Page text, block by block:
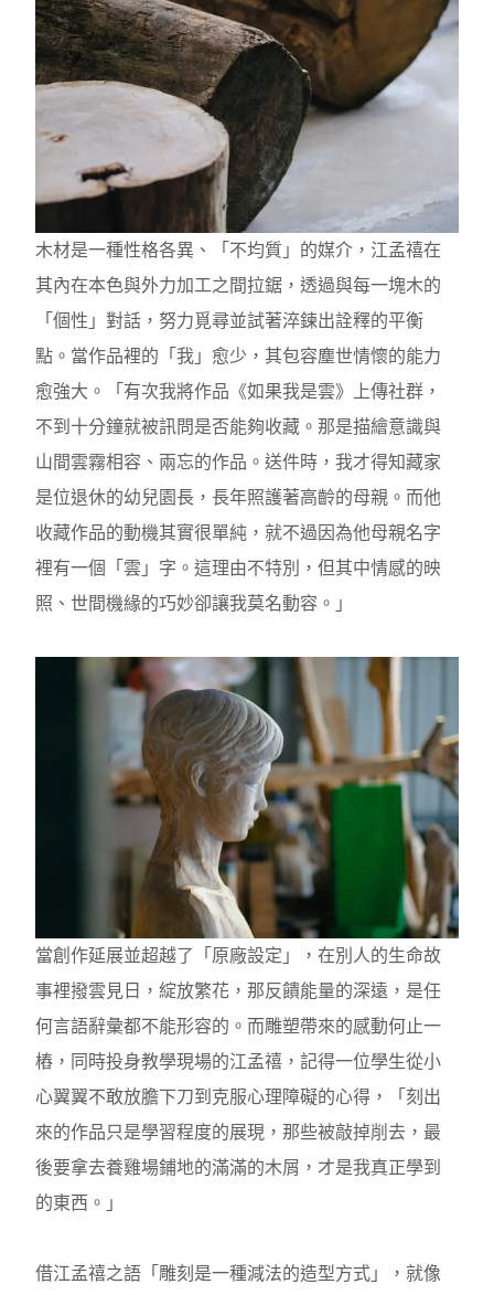
木材是一種性格各異、「不均質」的媒介，江孟禧在
其內在本色與外力加工之間拉鋸，透過與每一塊木的
「個性」對話，努力覓尋並試著淬鍊出詮釋的平衡
點。當作品裡的「我」愈少，其包容塵世情懷的能力
愈強大。「有次我將作品《如果我是雲》上傳社群，
不到十分鐘就被訊問是否能夠收藏。那是描繪意識與
山間雲霧相容、兩忘的作品。送件時，我才得知藏家
是位退休的幼兒園長，長年照護著高齡的母親。而他
收藏作品的動機其實很單純，就不過因為他母親名字
裡有一個「雲」字。這理由不特別，但其中情感的映
照、世間機緣的巧妙卻讓我莫名動容。」
當創作延展並超越了「原廠設定」，在別人的生命故
事裡撥雲見日，綻放繁花，那反饋能量的深遠，是任
何言語辭彙都不能形容的。而雕塑帶來的感動何止一
樁，同時投身教學現場的江孟禧，記得一位學生從小
心翼翼不敢放膽下刀到克服心理障礙的心得，「刻出
來的作品只是學習程度的展現，那些被敲掉削去，最
後要拿去養雞場鋪地的滿滿的木屑，才是我真正學到
的東西。」
借江孟禧之語「雕刻是一種減法的造型方式」，就像